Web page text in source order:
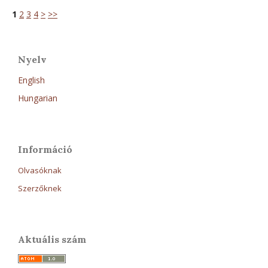
1 2 3 4 > >>
Nyelv
English
Hungarian
Információ
Olvasóknak
Szerzőknek
Aktuális szám